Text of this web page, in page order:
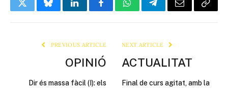
TwitterBlueskyLinkedInFacebookWhatsAppTelegramEmail Copy
PREVIOUS ARTICLE
OPINIÓ
Dir és massa fàcil (I): els
NEXT ARTICLE
ACTUALITAT
Final de curs agitat, amb la